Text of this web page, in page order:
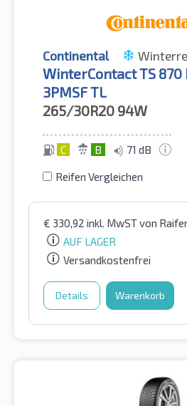
Continental
WinterContact TS 870
3PMSF TL
265/30R20 94W
C B 71 dB
Reifen Vergleichen
€ 330,92 inkl. MwSTvon
AUF LAGER
Versandkostenfrei
Details Warenkorb